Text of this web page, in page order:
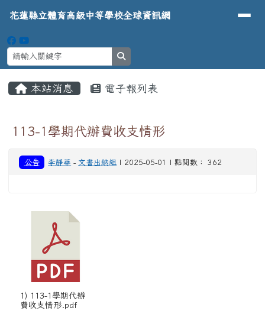
花蓮縣立體育高級中等學校全球資
導覽列
花蓮縣立體育高級中等學校全球資訊網
本站消息 電子報列表
113-1學期代辦費收支情形
公告 李靜華 - 文書出納組 | 2025-05-01 | 點閱數： 362
1) 113-1學期代辦
費收支情形.pdf